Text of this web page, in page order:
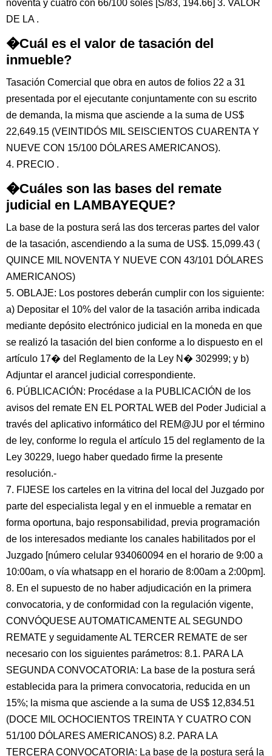
noventa y cuatro con 66/100 soles [S/83, 194.66] 3. VALOR
DE LA .
�Cuál es el valor de tasación del
inmueble?
Tasación Comercial que obra en autos de folios 22 a 31
presentada por el ejecutante conjuntamente con su escrito
de demanda, la misma que asciende a la suma de US$
22,649.15 (VEINTIDÓS MIL SEISCIENTOS CUARENTA Y
NUEVE CON 15/100 DÓLARES AMERICANOS).
4. PRECIO .
�Cuáles son las bases del remate
judicial en LAMBAYEQUE?
La base de la postura será las dos terceras partes del valor
de la tasación, ascendiendo a la suma de US$. 15,099.43 (
QUINCE MIL NOVENTA Y NUEVE CON 43/101 DÓLARES
AMERICANOS)
5. OBLAJE: Los postores deberán cumplir con los siguiente:
a) Depositar el 10% del valor de la tasación arriba indicada
mediante depósito electrónico judicial en la moneda en que
se realizó la tasación del bien conforme a lo dispuesto en el
artículo 17� del Reglamento de la Ley N� 302999; y b)
Adjuntar el arancel judicial correspondiente.
6. PÚBLICACIÓN: Procédase a la PUBLICACIÓN de los
avisos del remate EN EL PORTAL WEB del Poder Judicial a
través del aplicativo informático del REM@JU por el término
de ley, conforme lo regula el artículo 15 del reglamento de la
Ley 30229, luego haber quedado firme la presente
resolución.-
7. FIJESE los carteles en la vitrina del local del Juzgado por
parte del especialista legal y en el inmueble a rematar en
forma oportuna, bajo responsabilidad, previa programación
de los interesados mediante los canales habilitados por el
Juzgado [número celular 934060094 en el horario de 9:00 a
10:00am, o vía whatsapp en el horario de 8:00am a 2:00pm].
8. En el supuesto de no haber adjudicación en la primera
convocatoria, y de conformidad con la regulación vigente,
CONVÓQUESE AUTOMATICAMENTE AL SEGUNDO
REMATE y seguidamente AL TERCER REMATE de ser
necesario con los siguientes parámetros: 8.1. PARA LA
SEGUNDA CONVOCATORIA: La base de la postura será
establecida para la primera convocatoria, reducida en un
15%; la misma que asciende a la suma de US$ 12,834.51
(DOCE MIL OCHOCIENTOS TREINTA Y CUATRO CON
51/100 DÓLARES AMERICANOS) 8.2. PARA LA
TERCERA CONVOCATORIA: La base de la postura será la